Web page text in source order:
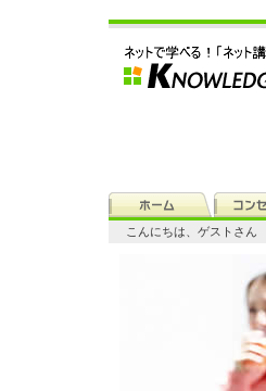
こんにちは、ゲストさん